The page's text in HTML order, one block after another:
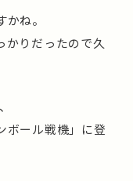
ね。
かりだったので久
ボール戦機」に登